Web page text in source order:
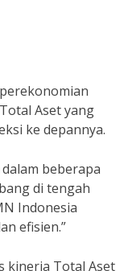
Aset yang
ke depannya.
beberapa
di tengah
Indonesia
efisien.”
kinerja Total Aset